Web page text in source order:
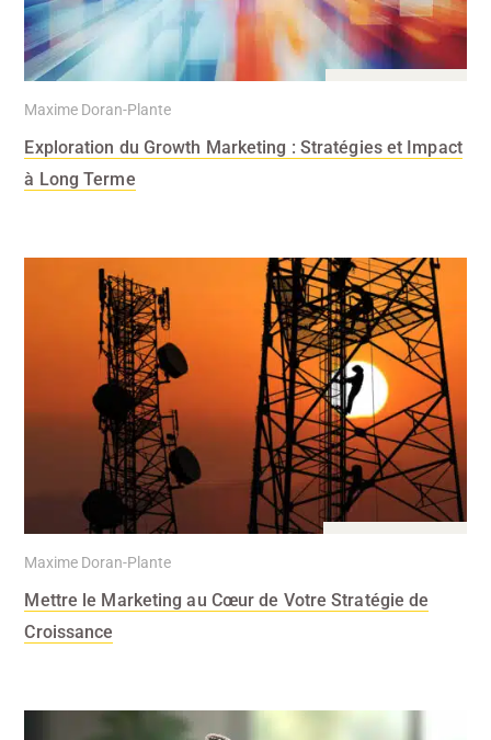
Maxime Doran-Plante
Exploration du Growth Marketing : Stratégies et Impact
à Long Terme
Maxime Doran-Plante
Mettre le Marketing au Cœur de Votre Stratégie de
Croissance